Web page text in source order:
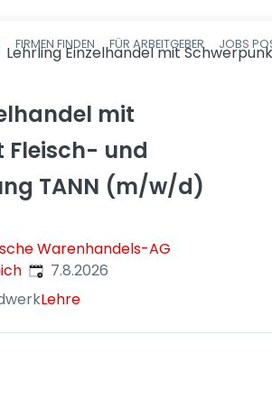
FIRMEN FINDEN FÜR ARBEITGEBER JOBS
Lehrling Einzelhandel mit
mit
Fleisch- und
TANN (m/w/d)
Warenhandels-AG
Veröffentlicht
7.8.2026
Lehre